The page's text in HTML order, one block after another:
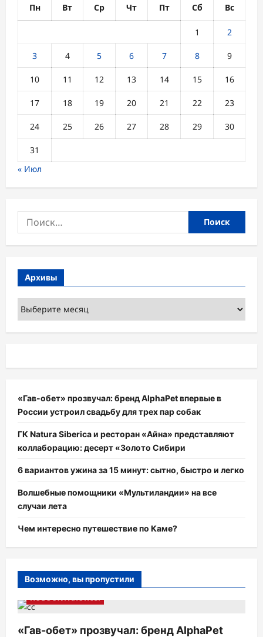
Пн Вт Ср Чт Пт Сб Вс
1 2
3 4 5 6 7 8 9
10 11 12 13 14 15 16
17 18 19 20 21 22 23
24 25 26 27 28 29 30
31
« Июл
Найти:
Архивы
Архивы
«Гав-обет» прозвучал: бренд AlphaPet впервые в
России устроил свадьбу для трех пар собак
ГК Natura Siberica и ресторан «Айна» представляют
коллаборацию: десерт «Золото Сибири
6 вариантов ужина за 15 минут: сытно, быстро и легко
Волшебные помощники «Мультиландии» на все
случаи лета
Чем интересно путешествие по Каме?
Возможно, вы пропустили
НОВОСТИ АНОНСЫ
«Гав-обет» прозвучал: бренд AlphaPet